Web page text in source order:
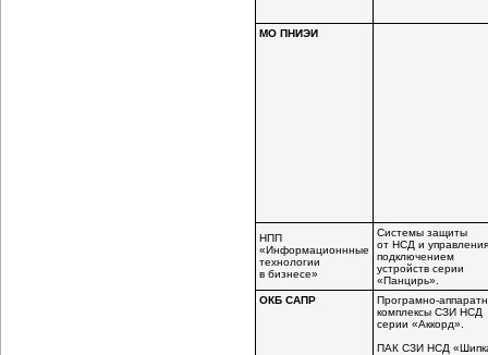
МО ПНИЭИ
НПП
«Информационнные
технологии
в бизнесе»
Системы защиты
от НСД и управления
подключением
устройств серии
«Панцирь».
ОКБ САПР
Програмно-
комплексы СЗИ НСД
серии «Аккорд».
ПАК СЗИ НСД